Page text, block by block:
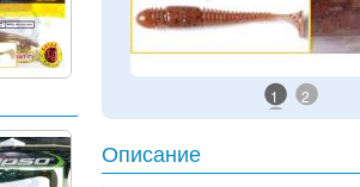
1 2
Описание